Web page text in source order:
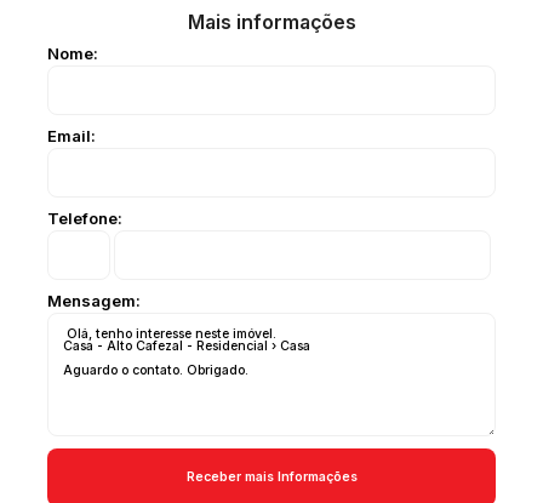
Mais informações
Nome:
Email:
Telefone:
Mensagem: